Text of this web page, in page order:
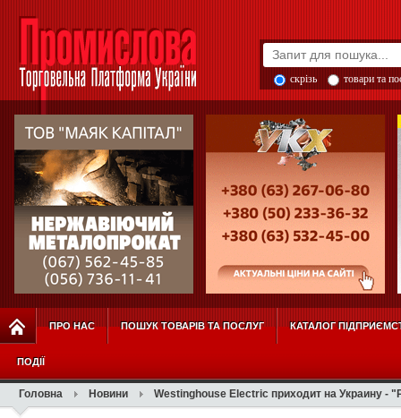
скрізь товари та
ПРО НАС ПОШУК ТОВАРІВ ТА ПОСЛУГ КАТАЛОГ
ПОДІЇ
Головна Новини Westinghouse Electric приходит на Украину -